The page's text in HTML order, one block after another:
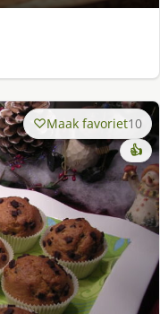
Maak favoriet10
👍